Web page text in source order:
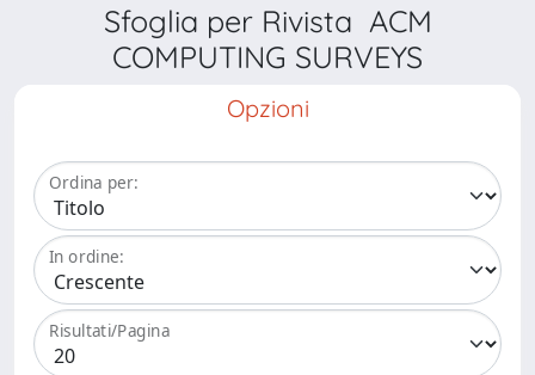
Sfoglia per Rivista ACM
COMPUTING SURVEYS
Opzioni
Ordina per:
In ordine:
Risultati/Pagina